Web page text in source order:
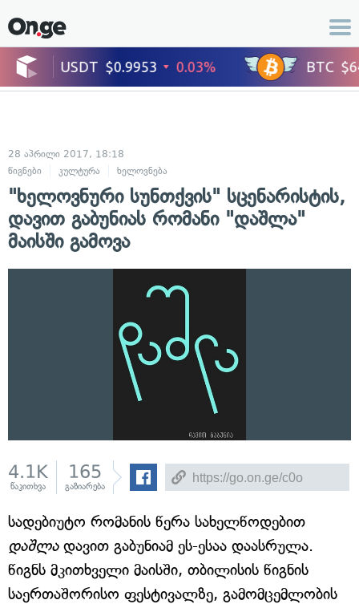
28 აპრილი 2017, 18:18
წიგნები
კულტურა ხელოვნება
"ხელოვნური სუნთქვის" სცენარისტის,
დავით გაბუნიას რომანი "დაშლა"
მაისში გამოვა
4.1K
წაკითხვა
165
გაზიარება
სადებიუტო რომანის წერა სახელწოდებით
დაშლადავით გაბუნიამ ეს-ესაა დაასრულა.
წიგნს მკითხველი მაისში, თბილისის წიგნის
საერთაშორისო ფესტივალზე, გამომცემლობის